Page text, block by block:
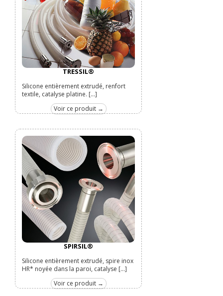
TRESSIL®
Silicone entièrement extrudé, renfort
textile, catalyse platine. [...]
Voir ce produit →
SPIRSIL®
Silicone entièrement extrudé, spire inox
HR* noyée dans la paroi, catalyse [...]
Voir ce produit →